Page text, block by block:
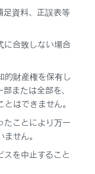
足資料、正誤表等
に合致しない場合
的財産権を保有し
または全部を、
はできません。
たことにより万一
せん。
スを中止すること